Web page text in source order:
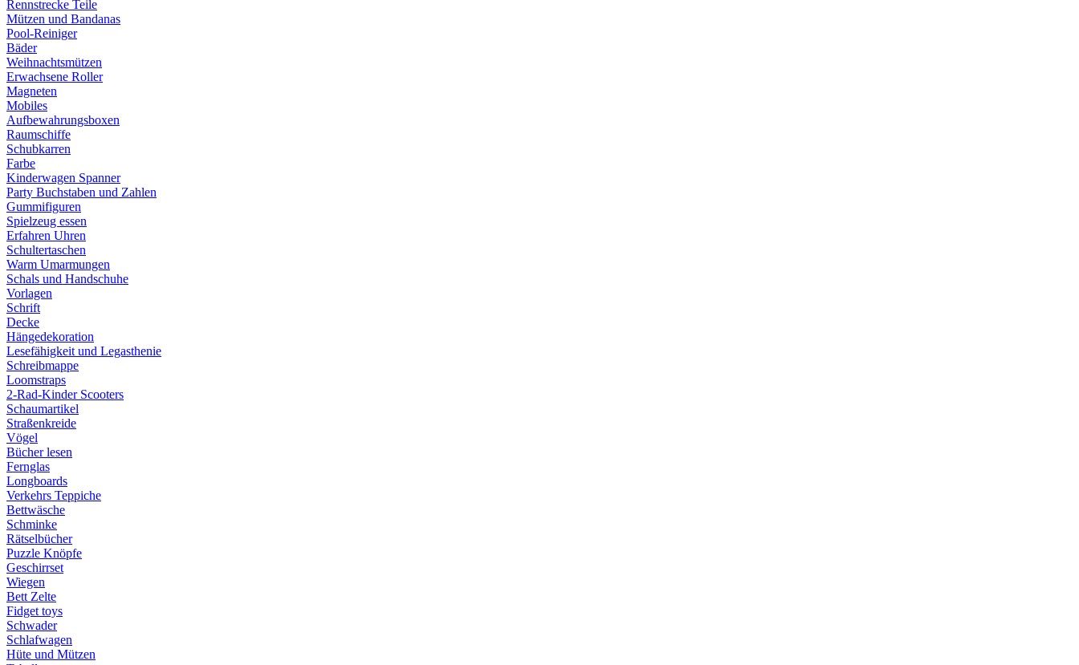
Rennstrecke Teile
Mützen und Bandanas
Pool-Reiniger
Bäder
Weihnachtsmützen
Erwachsene Roller
Magneten
Mobiles
Aufbewahrungsboxen
Raumschiffe
Schubkarren
Farbe
Kinderwagen Spanner
Party Buchstaben und Zahlen
Gummifiguren
Spielzeug essen
Erfahren Uhren
Schultertaschen
Warm Umarmungen
Schals und Handschuhe
Vorlagen
Schrift
Decke
Hängedekoration
Lesefähigkeit und Legasthenie
Schreibmappe
Loomstraps
2-Rad-Kinder Scooters
Schaumartikel
Straßenkreide
Vögel
Bücher lesen
Fernglas
Longboards
Verkehrs Teppiche
Bettwäsche
Schminke
Rätselbücher
Puzzle Knöpfe
Geschirrset
Wiegen
Bett Zelte
Fidget toys
Schwader
Schlafwagen
Hüte und Mützen